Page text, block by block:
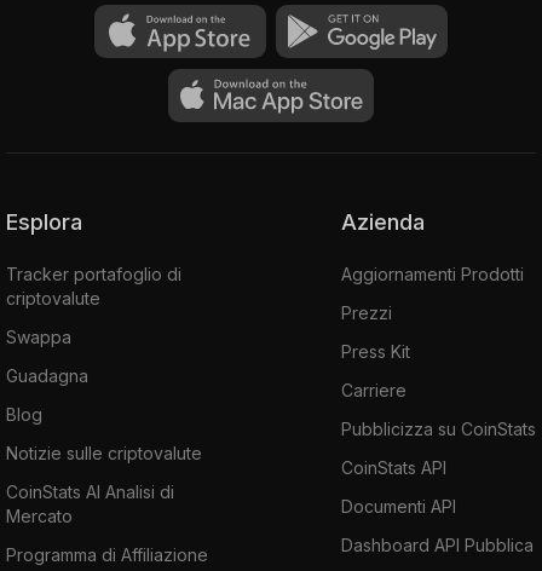
Esplora
Tracker portafoglio di
criptovalute
Swappa
Guadagna
Blog
Notizie sulle criptovalute
CoinStats AI Analisi di
Mercato
Programma di Affiliazione
Azienda
Aggiornamenti Prodotti
Prezzi
Press Kit
Carriere
Pubblicizza su CoinStats
CoinStats API
Documenti API
Dashboard API Pubblica